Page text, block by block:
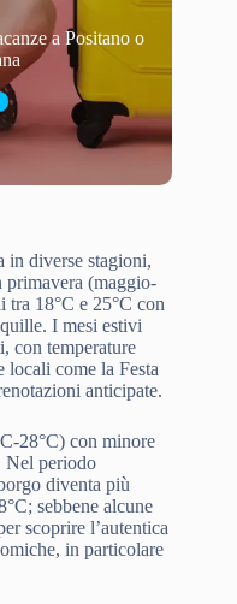
a Positano o
in diverse stagioni,
primavera (maggio-
tra 18°C e 25°C con
I mesi estivi
con temperature
locali come la Festa
anticipate.
28°C) con minore
Nel periodo
diventa più
sebbene alcune
scoprire l’autentica
in particolare